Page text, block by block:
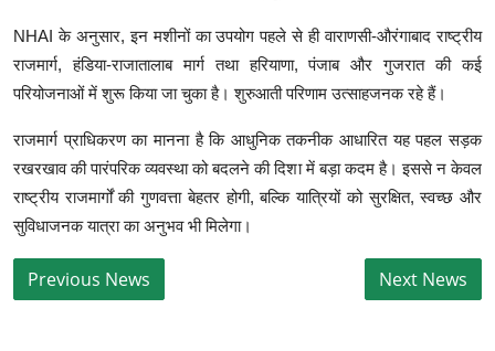
NHAI के अनुसार, इन मशीनों का उपयोग पहले से ही वाराणसी-औरंगाबाद राष्ट्रीय
राजमार्ग, हंडिया-राजातालाब मार्ग तथा हरियाणा, पंजाब और गुजरात की कई
परियोजनाओं में शुरू किया जा चुका है। शुरुआती परिणाम उत्साहजनक रहे हैं।
राजमार्ग प्राधिकरण का मानना है कि आधुनिक तकनीक आधारित यह पहल सड़क
रखरखाव की पारंपरिक व्यवस्था को बदलने की दिशा में बड़ा कदम है। इससे न केवल
राष्ट्रीय राजमार्गों की गुणवत्ता बेहतर होगी, बल्कि यात्रियों को सुरक्षित, स्वच्छ और
सुविधाजनक यात्रा का अनुभव भी मिलेगा।